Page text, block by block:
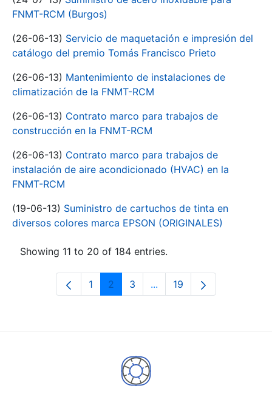
FNMT-RCM (Burgos)
(26-06-13) Servicio de maquetación e impresión del
catálogo del premio Tomás Francisco Prieto
(26-06-13) Mantenimiento de instalaciones de
climatización de la FNMT-RCM
(26-06-13) Contrato marco para trabajos de
construcción en la FNMT-RCM
(26-06-13) Contrato marco para trabajos de
instalación de aire acondicionado (HVAC) en la
FNMT-RCM
(19-06-13) Suministro de cartuchos de tinta en
diversos colores marca EPSON (ORIGINALES)
Showing 11 to 20 of 184 entries.
Page
1 Page
2 Page
3 ...Intermediate Pages Use
Page
19